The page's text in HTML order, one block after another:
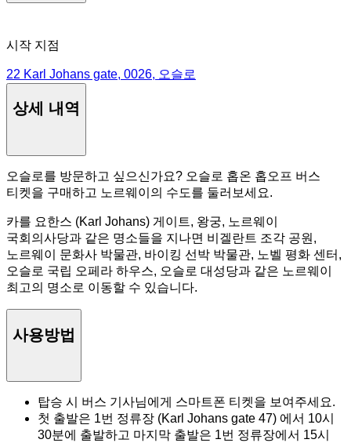
시작 지점
22 Karl Johans gate, 0026, 오슬로
상세 내역
오슬로를 방문하고 싶으신가요? 오슬로 홉온 홉오프 버스
티켓을 구매하고 노르웨이의 수도를 둘러보세요.
카를 요한스 (Karl Johans) 게이트, 왕궁, 노르웨이
국회의사당과 같은 명소들을 지나면 비겔란트 조각 공원,
노르웨이 문화사 박물관, 바이킹 선박 박물관, 노벨 평화 센터,
오슬로 국립 오페라 하우스, 오슬로 대성당과 같은 노르웨이
최고의 명소로 이동할 수 있습니다.
사용방법
탑승 시 버스 기사님에게 스마트폰 티켓을 보여주세요.
첫 출발은 1번 정류장 (Karl Johans gate 47) 에서 10시
30분에 출발하고 마지막 출발은 1번 정류장에서 15시